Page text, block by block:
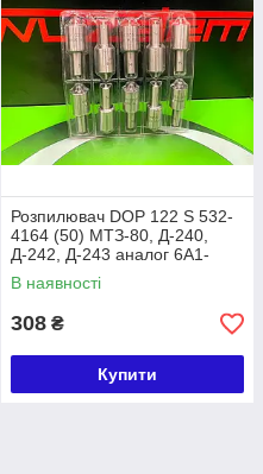
Розпилювач DOP 122 S 532-
4164 (50) МТЗ-80, Д-240,
Д-242, Д-243 аналог 6А1-
20с2-50, 33.1112110-40
В наявності
308 ₴
Купити